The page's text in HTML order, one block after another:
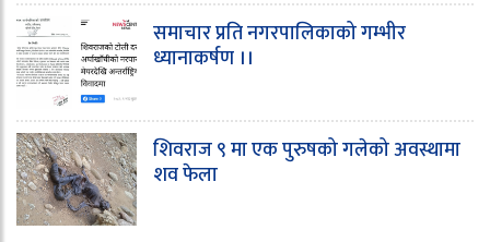
समाचार प्रति नगरपालिकाको गम्भीर
ध्यानाकर्षण ।।
शिवराज ९ मा एक पुरुषको गलेको अवस्थामा
शव फेला